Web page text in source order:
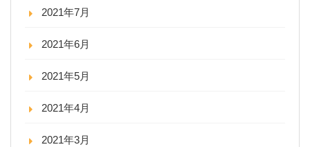
2021年7月
2021年6月
2021年5月
2021年4月
2021年3月